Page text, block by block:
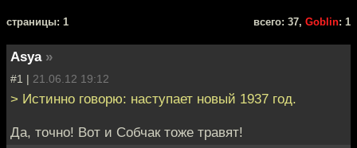
cтраницы: 1 всего: 37, Goblin: 1
Asya »
#1 | 21.06.12 19:12
> Истинно говорю: наступает новый 1937 год.
Да, точно! Вот и Собчак тоже травят!